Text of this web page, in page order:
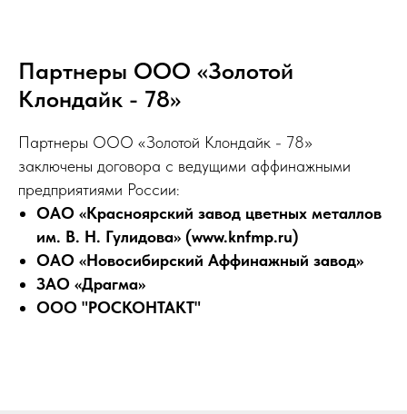
Партнеры ООО «Золотой
Клондайк - 78»
Партнеры ООО «Золотой Клондайк - 78»
заключены договора с ведущими аффинажными
предприятиями России:
ОАО «Красноярский завод цветных металлов
им. В. Н. Гулидова» (www.knfmp.ru)
ОАО «Новосибирский Аффинажный завод»
ЗАО «Драгма»
ООО "РОСКОНТАКТ"